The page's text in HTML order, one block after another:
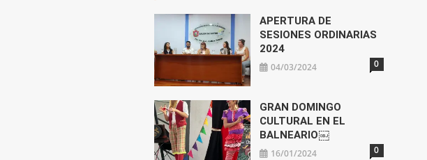
APERTURA DE
SESIONES ORDINARIAS
2024
04/03/2024 0
GRAN DOMINGO
CULTURAL EN EL
BALNEARIO￼
16/01/2024 0